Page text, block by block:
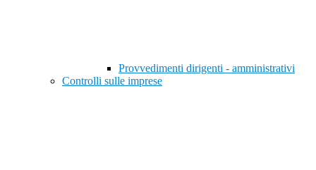
Provvedimenti dirigenti - amministrativi
Controlli sulle imprese